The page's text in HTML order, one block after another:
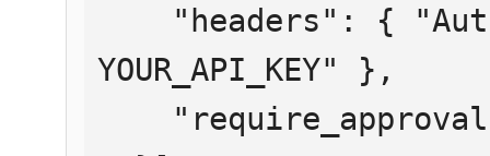
YOUR_API_KEY" },